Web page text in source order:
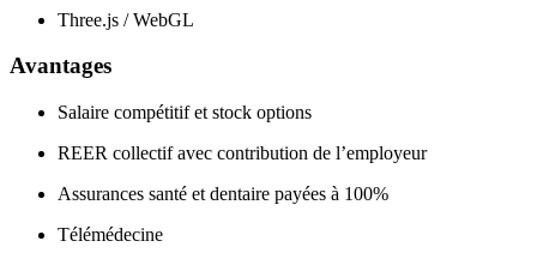
Three.js / WebGL
Avantages
Salaire compétitif et stock options
REER collectif avec contribution de l’employeur
Assurances santé et dentaire payées à 100%
Télémédecine